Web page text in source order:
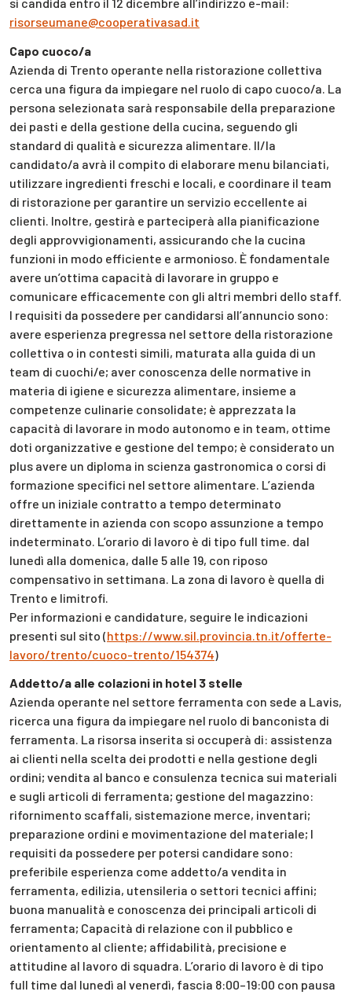
risorseumane@cooperativasad.it
Capo cuoco/a
Azienda di Trento operante nella ristorazione collettiva
cerca una figura da impiegare nel ruolo di capo cuoco/a. La
persona selezionata sarà responsabile della preparazione
dei pasti e della gestione della cucina, seguendo gli
standard di qualità e sicurezza alimentare. Il/la
candidato/a avrà il compito di elaborare menu bilanciati,
utilizzare ingredienti freschi e locali, e coordinare il team
di ristorazione per garantire un servizio eccellente ai
clienti. Inoltre, gestirà e parteciperà alla pianificazione
degli approvvigionamenti, assicurando che la cucina
funzioni in modo efficiente e armonioso. È fondamentale
avere un’ottima capacità di lavorare in gruppo e
comunicare efficacemente con gli altri membri dello staff.
I requisiti da possedere per candidarsi all’annuncio sono:
avere esperienza pregressa nel settore della ristorazione
collettiva o in contesti simili, maturata alla guida di un
team di cuochi/e; aver conoscenza delle normative in
materia di igiene e sicurezza alimentare, insieme a
competenze culinarie consolidate; è apprezzata la
capacità di lavorare in modo autonomo e in team, ottime
doti organizzative e gestione del tempo; è considerato un
plus avere un diploma in scienza gastronomica o corsi di
formazione specifici nel settore alimentare. L’azienda
offre un iniziale contratto a tempo determinato
direttamente in azienda con scopo assunzione a tempo
indeterminato. L’orario di lavoro è di tipo full time. dal
lunedì alla domenica, dalle 5 alle 19, con riposo
compensativo in settimana. La zona di lavoro è quella di
Trento e limitrofi.
Per informazioni e candidature, seguire le indicazioni
presenti sul sito (https://www.sil.provincia.tn.it/offerte-
lavoro/trento/cuoco-trento/154374)
Addetto/a alle colazioni in hotel 3 stelle
Azienda operante nel settore ferramenta con sede a Lavis,
ricerca una figura da impiegare nel ruolo di banconista di
ferramenta. La risorsa inserita si occuperà di: assistenza
ai clienti nella scelta dei prodotti e nella gestione degli
ordini; vendita al banco e consulenza tecnica sui materiali
e sugli articoli di ferramenta; gestione del magazzino:
rifornimento scaffali, sistemazione merce, inventari;
preparazione ordini e movimentazione del materiale; I
requisiti da possedere per potersi candidare sono:
preferibile esperienza come addetto/a vendita in
ferramenta, edilizia, utensileria o settori tecnici affini;
buona manualità e conoscenza dei principali articoli di
ferramenta; Capacità di relazione con il pubblico e
orientamento al cliente; affidabilità, precisione e
attitudine al lavoro di squadra. L’orario di lavoro è di tipo
full time dal lunedì al venerdì, fascia 8:00–19:00 con pausa